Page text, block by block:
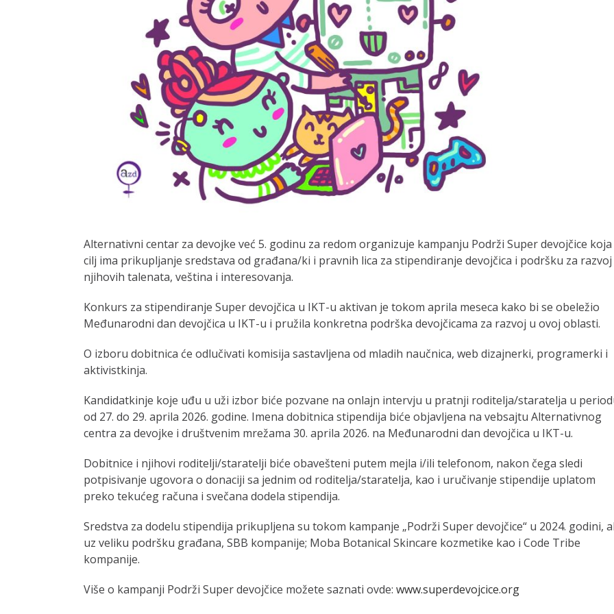
Alternativni centar za devojke već 5. godinu za redom organizuje kampanju Podrži Super devojčice koja
cilj ima prikupljanje sredstava od građana/ki i pravnih lica za stipendiranje devojčica i podršku za razvoj
njihovih talenata, veština i interesovanja.
Konkurs za stipendiranje Super devojčica u IKT-u aktivan je tokom aprila meseca kako bi se obeležio
Međunarodni dan devojčica u IKT-u i pružila konkretna podrška devojčicama za razvoj u ovoj oblasti.
O izboru dobitnica će odlučivati komisija sastavljena od mladih naučnica, web dizajnerki, programerki i
aktivistkinja.
Kandidatkinje koje uđu u uži izbor biće pozvane na onlajn intervju u pratnji roditelja/staratelja u
od 27. do 29. aprila 2026. godine. Imena dobitnica stipendija biće objavljena na vebsajtu Alternativnog
centra za devojke i društvenim mrežama 30. aprila 2026. na Međunarodni dan devojčica u IKT-u.
Dobitnice i njihovi roditelji/staratelji biće obavešteni putem mejla i/ili telefonom, nakon čega sledi
potpisivanje ugovora o donaciji sa jednim od roditelja/staratelja, kao i uručivanje stipendije uplatom
preko tekućeg računa i svečana dodela stipendija.
Sredstva za dodelu stipendija prikupljena su tokom kampanje „Podrži Super devojčice“ u 2024. godini,
uz veliku podršku građana, SBB kompanije; Moba Botanical Skincare kozmetike kao i Code Tribe
kompanije.
Više o kampanji Podrži Super devojčice možete saznati ovde: www.superdevojcice.org